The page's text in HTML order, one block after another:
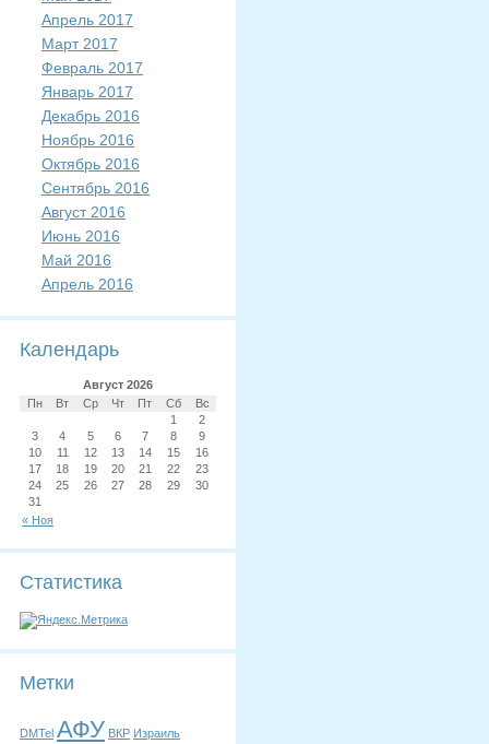
Апрель 2017
Март 2017
Февраль 2017
Январь 2017
Декабрь 2016
Ноябрь 2016
Октябрь 2016
Сентябрь 2016
Август 2016
Июнь 2016
Май 2016
Апрель 2016
Календарь
Август 2026
Пн
Вт Ср Чт Пт Сб Вс
« Ноя
1
2
3
4 5 6 7 8
9
10
11 12 13 14 15
16
17
18 19 20 21 22
23
24
25 26 27 28 29
30
31
Статистика
Метки
DMTel АФУ ВКР Израиль